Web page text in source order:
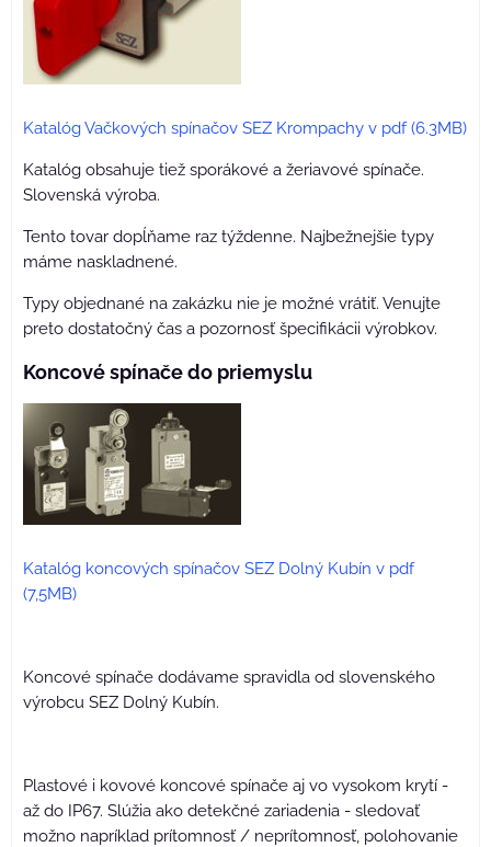
Katalóg Vačkových spínačov SEZ Krompachy v pdf (6.3MB)
Katalóg obsahuje tiež sporákové a žeriavové spínače.
Slovenská výroba.
Tento tovar dopĺňame raz týždenne. Najbežnejšie typy
máme naskladnené.
Typy objednané na zakázku nie je možné vrátiť. Venujte
preto dostatočný čas a pozornosť špecifikácii výrobkov.
Koncové spínače do priemyslu
Katalóg koncových spínačov SEZ Dolný Kubín v pdf
(7,5MB)
Koncové spínače dodávame spravidla od slovenského
výrobcu SEZ Dolný Kubín.
Plastové i kovové koncové spínače aj vo vysokom krytí -
až do IP67. Slúžia ako detekčné zariadenia - sledovať
možno napríklad prítomnosť / neprítomnosť, polohovanie